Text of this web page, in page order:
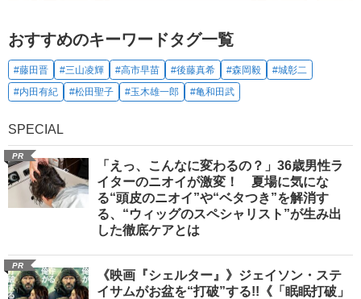
おすすめのキーワードタグ一覧
#藤田晋 #三山凌輝 #高市早苗 #後藤真希 #森岡毅
#城彰二
#内田有紀
#松田聖子 #玉木雄一郎 #亀和田武
SPECIAL
PR
「えっ、こんなに変わるの？」36歳男性ラ
イターのニオイが激変！ 夏場に気にな
る“頭皮のニオイ”や“ベタつき”を解消す
る、“ウィッグのスペシャリスト”が生み出
した徹底ケアとは
PR
《映画『シェルター』》ジェイソン・ステ
イサムがお盆を“打破”する!!《「眠眠打破」